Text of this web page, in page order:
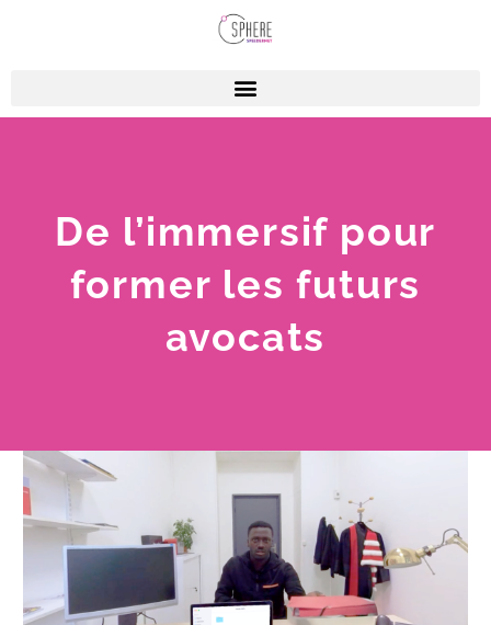
De l’immersif pour
former les futurs
avocats